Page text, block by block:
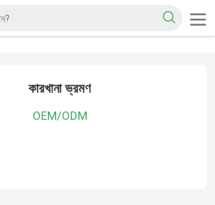
কারখানা ভ্রমণ
OEM/ODM